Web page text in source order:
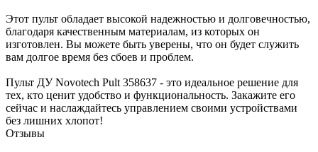
Этот пульт обладает высокой надежностью и долговечностью,
благодаря качественным материалам, из которых он
изготовлен. Вы можете быть уверены, что он будет служить
вам долгое время без сбоев и проблем.
Пульт ДУ Novotech Pult 358637 - это идеальное решение для
тех, кто ценит удобство и функциональность. Закажите его
сейчас и наслаждайтесь управлением своими устройствами
без лишних хлопот!
Отзывы